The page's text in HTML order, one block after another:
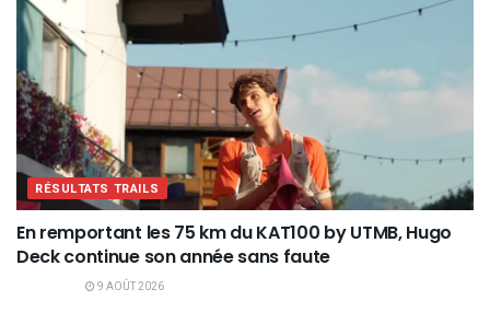
RÉSULTATS TRAILS
En remportant les 75 km du KAT100 by UTMB, Hugo
Deck continue son année sans faute
9 AOÛT 2026